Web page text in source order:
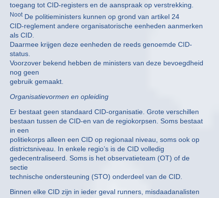
toegang tot CID-registers en de aanspraak op verstrekking.
NootDe politieministers kunnen op grond van artikel 24
CID-reglement andere organisatorische eenheden aanmerken
als CID.
Daarmee krijgen deze eenheden de reeds genoemde CID-
status.
Voorzover bekend hebben de ministers van deze bevoegdheid
nog geen
gebruik gemaakt.
Organisatievormen en opleiding
Er bestaat geen standaard CID-organisatie. Grote verschillen
bestaan tussen de CID-en van de regiokorpsen. Soms bestaat
in een
politiekorps alleen een CID op regionaal niveau, soms ook op
districtsniveau. In enkele regio’s is de CID volledig
gedecentraliseerd. Soms is het observatieteam (OT) of de
sectie
technische ondersteuning (STO) onderdeel van de CID.
Binnen elke CID zijn in ieder geval runners, misdaadanalisten